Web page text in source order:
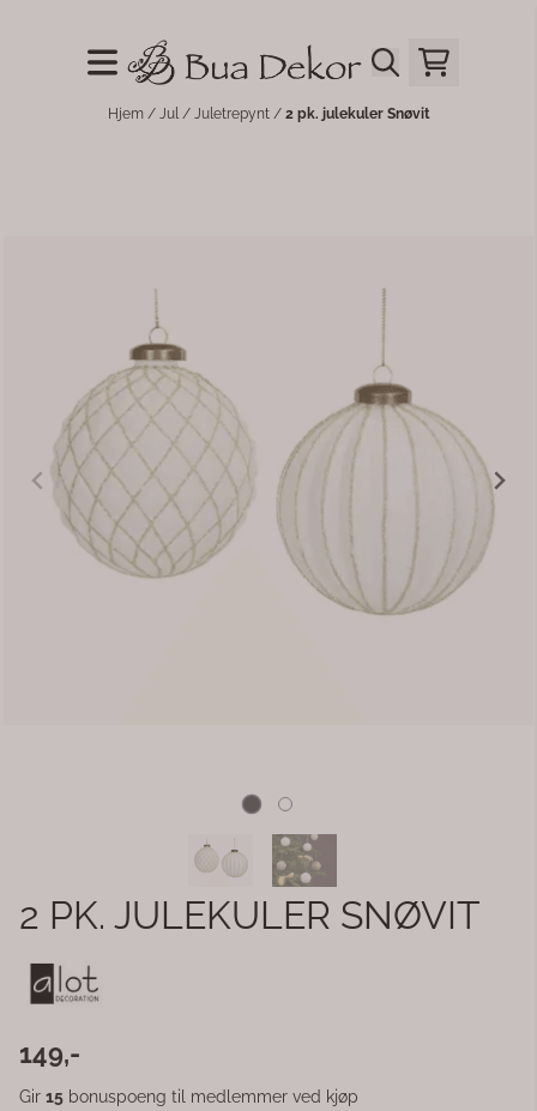
Hopp til innhold
Hjem / Jul / Juletrepynt / 2 pk. julekuler Snøvit
2 PK. JULEKULER SNØVIT
149,-
Gir 15 bonuspoeng til medlemmer ved kjøp